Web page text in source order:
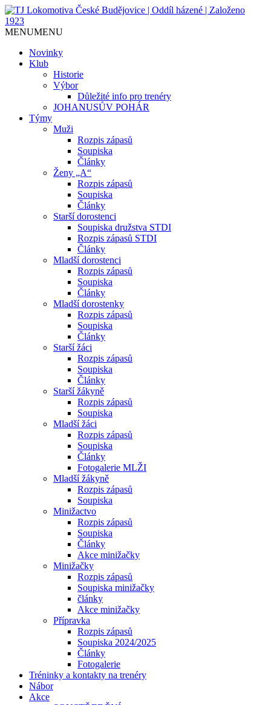
TJ Lokomotiva České
Budějovice | Oddíl házené |
Založeno 1923
Jediný házenkářský klub v Českých
MENUMENU
Novinky
Klub
Historie
Výbor
Důležité info pro trenéry
JOHANUSŮV POHÁR
Týmy
Muži
Rozpis zápasů
Soupiska
Články
Ženy „A“
Rozpis zápasů
Soupiska
Články
Starší dorostenci
Soupiska družstva STDI
Rozpis zápasů STDI
Články
Mladší dorostenci
Rozpis zápasů
Soupiska
Články
Mladší dorostenky
Rozpis zápasů
Soupiska
Články
Starší žáci
Rozpis zápasů
Soupiska
Články
Starší žákyně
Rozpis zápasů
Soupiska
Mladší žáci
Rozpis zápasů
Soupiska
Články
Fotogalerie MLŽI
Mladší žákyně
Rozpis zápasů
Soupiska
Minižactvo
Rozpis zápasů
Soupiska
Články
Akce minižačky
Minižačky
Rozpis zápasů
Soupiska minižačky
články
Akce minižačky
Přípravka
Rozpis zápasů
Soupiska 2024/2025
Články
Fotogalerie
Tréninky a kontakty na trenéry
Nábor
Akce